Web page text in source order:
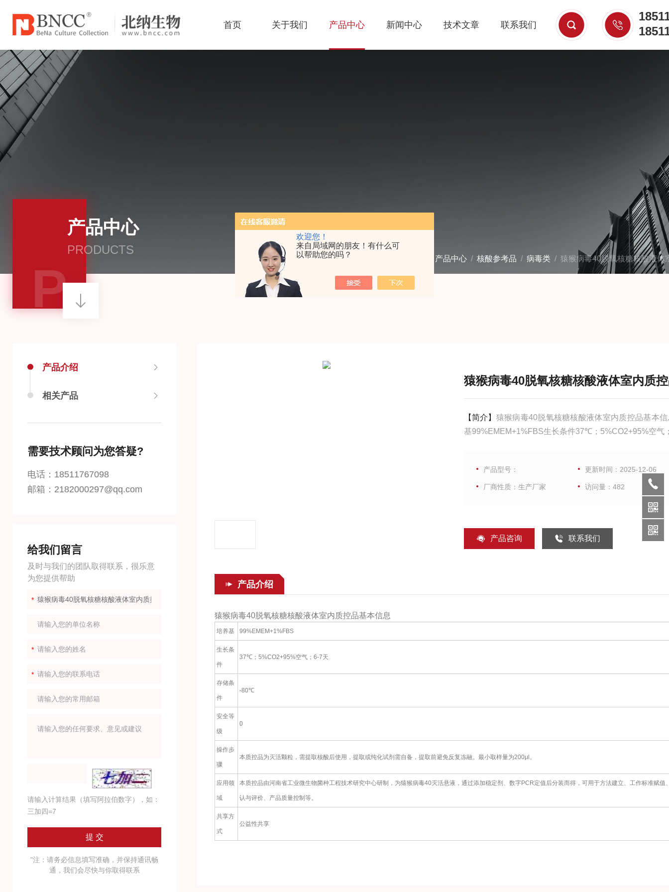
欢迎您！
来自局域网的朋友！有什么可
以帮助您的吗？
首页 关于我们 产品中心 新闻中心 技术文章 联系我们
产品中心
PRODUCTS
P 产品中心 / 核酸参考品 / 病毒类 / 猿猴病毒40脱氧核糖核酸液体
猿猴病毒40脱氧核糖核酸液体室内质
【简介】 猿猴病毒40脱氧核糖核酸液体室内质控品基本
基99%EMEM+1%FBS生长条件37℃；5%CO2+95%空气
产品型号： 更新时间：2025-12-06
厂商性质：生产厂家 访问量：482
产品咨询 联系我们
产品介绍
猿猴病毒40脱氧核糖核酸液体室内质控品基本信息
培养基 99%EMEM+1%FBS
生长条
件
37℃；5%CO2+95%空气；6-7天
存储条
件
-80℃
安全等
级
0
操作步
骤
本质控品为灭活颗粒，需提取核酸后使用，提取或纯化试剂需自备，提取前避免反复冻融。最小取样量为200μl。
应用领
域
本质控品由河南省工业微生物菌种工程技术研究中心研制，为猿猴病毒40灭活悬液，通过添加稳定剂、数字PCR定值后分装而得，可用于方法建立、工作标准赋值
认与评价、产品质量控制等。
共享方
式
公益性共享
产品介绍
相关产品
需要技术顾问为您答疑?
电话：18511767098
邮箱：2182000297@qq.com
给我们留言
及时与我们的团队取得联系，很乐意
为您提供帮助
请输入计算结果（填写阿拉伯数字），如：
三加四=7
"注：请务必信息填写准确，并保持通讯畅
通，我们会尽快与你取得联系